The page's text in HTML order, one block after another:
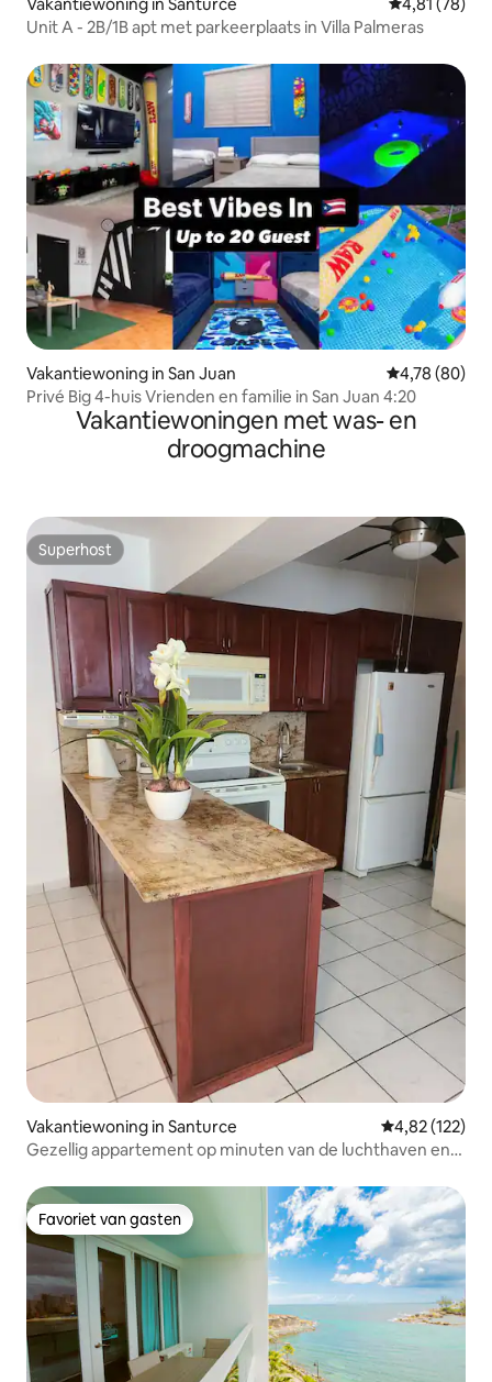
Vakantiewoning in Santurce Gemiddelde
4,81 (78)
Unit A - 2B/1B apt met parkeerplaats in Villa Palmeras
Vakantiewoning in San Juan Gemiddelde
4,78 (80)
Privé Big 4-huis Vrienden en familie in San Juan 4:20
Vakantiewoningen met was- en
droogmachine
Superhost
Superhost
Vakantiewoning in Santurce Gemiddelde
4,82 (122)
Gezellig appartement op minuten van de luchthaven en
Favoriet van gasten
Favoriet van gasten